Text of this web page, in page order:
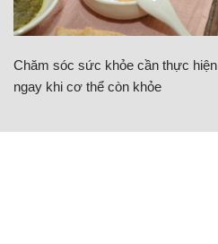
Chăm sóc sức khỏe cần thực hiện
ngay khi cơ thể còn khỏe